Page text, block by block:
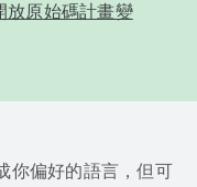
原始碼計畫變
你偏好的語言，但可